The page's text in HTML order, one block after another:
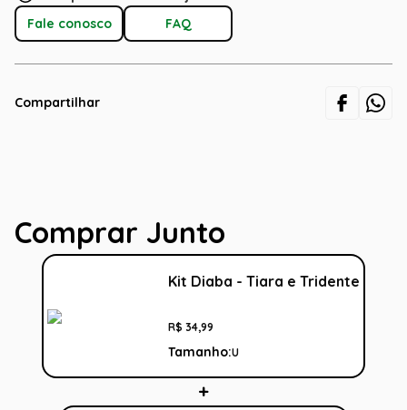
Fale conosco FAQ
Compartilhar
Comprar Junto
Kit Diaba - Tiara e Tridente
R$ 34,99
Tamanho:U